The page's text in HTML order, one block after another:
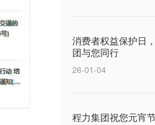
消费者权益保护日
团与您同行
26-01-04
程力集团祝您元宵